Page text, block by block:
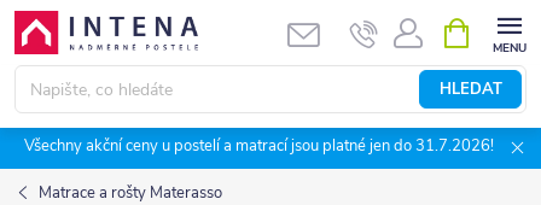
Přejít
obsah
HLEDAT
NÁKUPNÍ
KOŠÍK
Všechny akční ceny u postelí a matrací jsou platné jen do 31.7.2026!
Matrace a rošty Materasso